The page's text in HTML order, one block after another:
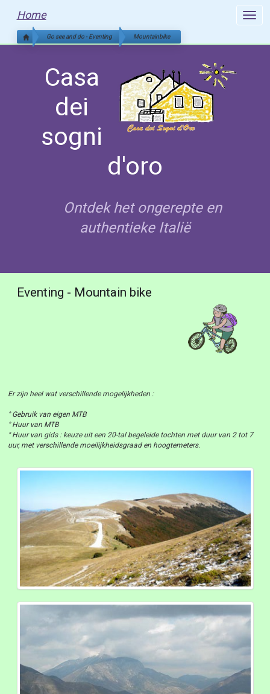
Toggle
Home
Go see and do - Eventing Mountainbike
Casa
dei
sogni
d'oro
Ontdek het ongerepte en
authentieke Italië
Eventing - Mountain bike
Er zijn heel wat verschillende mogelijkheden :
° Gebruik van eigen MTB
° Huur van MTB
° Huur van gids : keuze uit een 20-tal begeleide tochten met duur van 2 tot 7
uur, met verschillende moeilijkheidsgraad en hoogtemeters.